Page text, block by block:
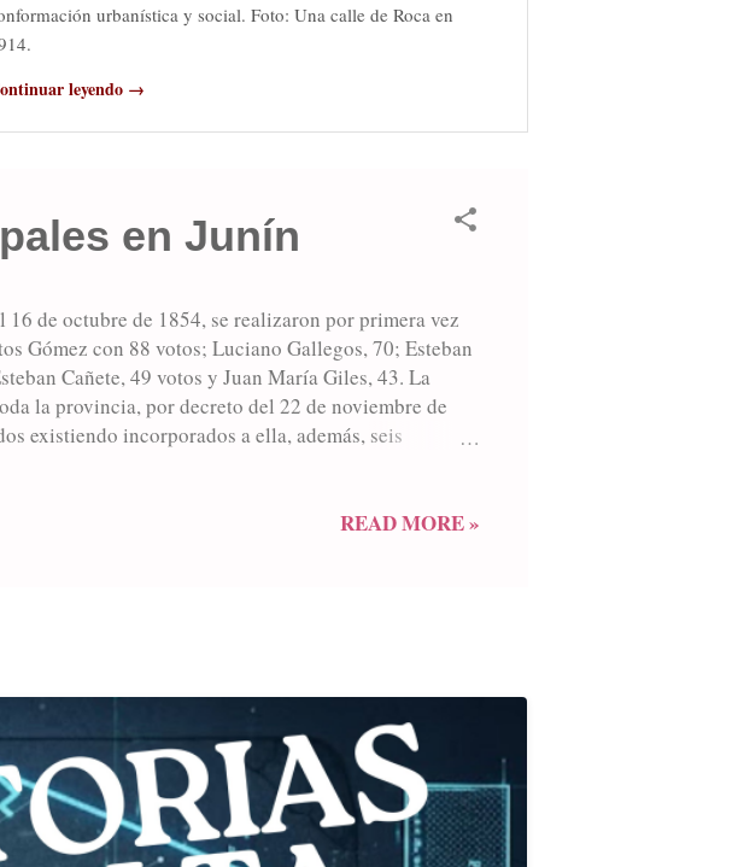
urbanística y social. Foto: Una calle de Roca en
leyendo →
en Junín
de octubre de 1854, se realizaron por primera vez
Gómez con 88 votos; Luciano Gallegos, 70; Esteban
Cañete, 49 votos y Juan María Giles, 43. La
la provincia, por decreto del 22 de noviembre de
existiendo incorporados a ella, además, seis
se puso en marcha con 21 soldados de la Guardia
READ MORE »